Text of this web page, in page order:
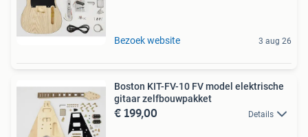
Bezoek website 3 aug 26
Boston KIT-FV-10 FV model elektrische
gitaar zelfbouwpakket
€ 199,00 Details